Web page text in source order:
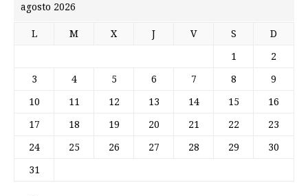
agosto 2026
L M X J V S D
1 2
3 4 5 6 7 8 9
10 11 12 13 14 15 16
17 18 19 20 21 22 23
24 25 26 27 28 29 30
31